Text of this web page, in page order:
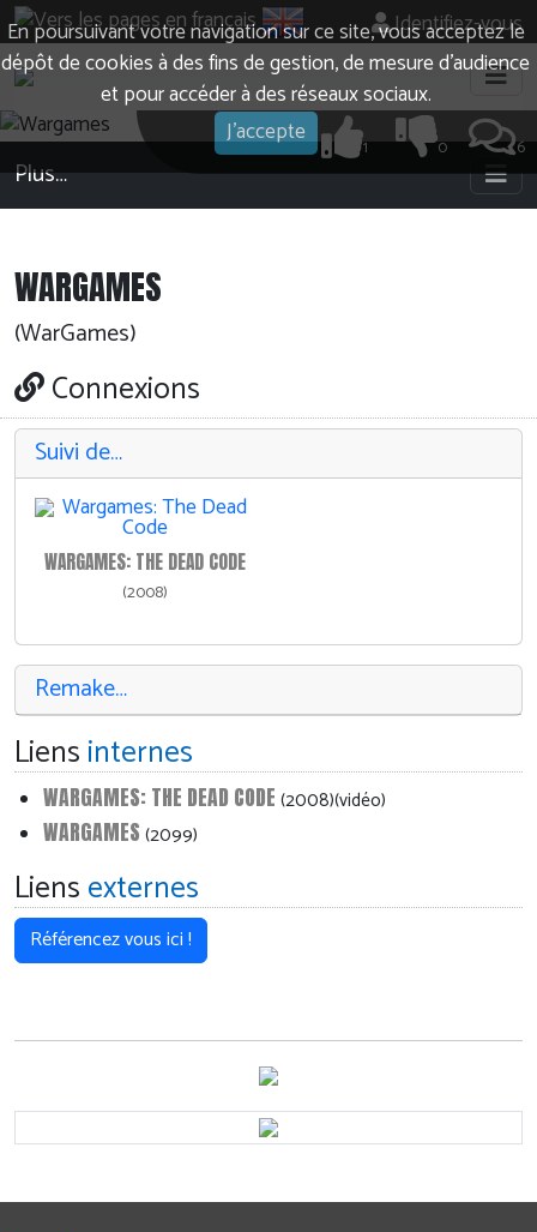
En poursuivant votre navigation sur ce site, vous acceptez le
dépôt de cookies à des fins de gestion, de mesure d’audience
et pour accéder à des réseaux sociaux.
J'accepte
Identifiez-vous
6
0
1
Plus…
WARGAMES
(WarGames)
Connexions
Suivi de…
WARGAMES: THE DEAD CODE
(2008)
Remake…
Liensinternes
WARGAMES: THE DEAD CODE (2008)(vidéo)
WARGAMES (2099)
Liensexternes
Référencez vous ici !